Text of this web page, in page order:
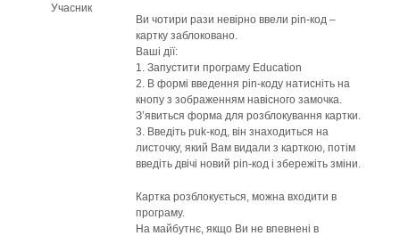
Учасник
Ви чотири рази невірно ввели pin-код –
картку заблоковано.
Ваші дії:
1. Запустити програму Education
2. В формі введення pin-коду натисніть на
кнопу з зображенням навісного замочка.
З’явиться форма для розблокування картки.
3. Введіть puk-код, він знаходиться на
листочку, який Вам видали з карткою, потім
введіть двічі новий pin-код і збережіть зміни.
Картка розблокується, можна входити в
програму.
На майбутнє, якщо Ви не впевнені в